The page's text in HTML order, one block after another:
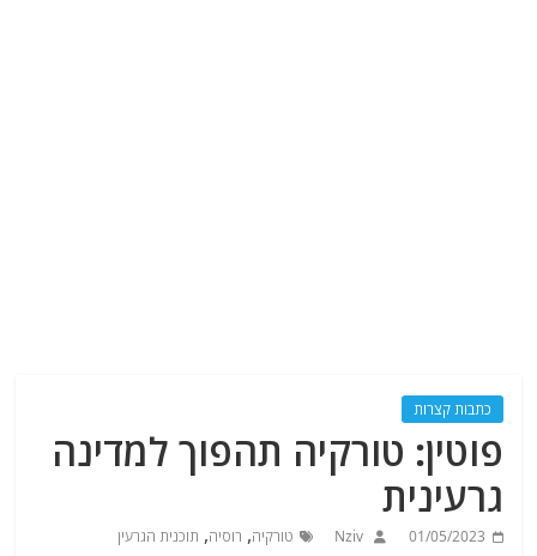
כתבות קצרות
פוטין: טורקיה תהפוך למדינה
גרעינית
01/05/2023
Nziv טורקיה, רוסיה, תוכנית הגרעין